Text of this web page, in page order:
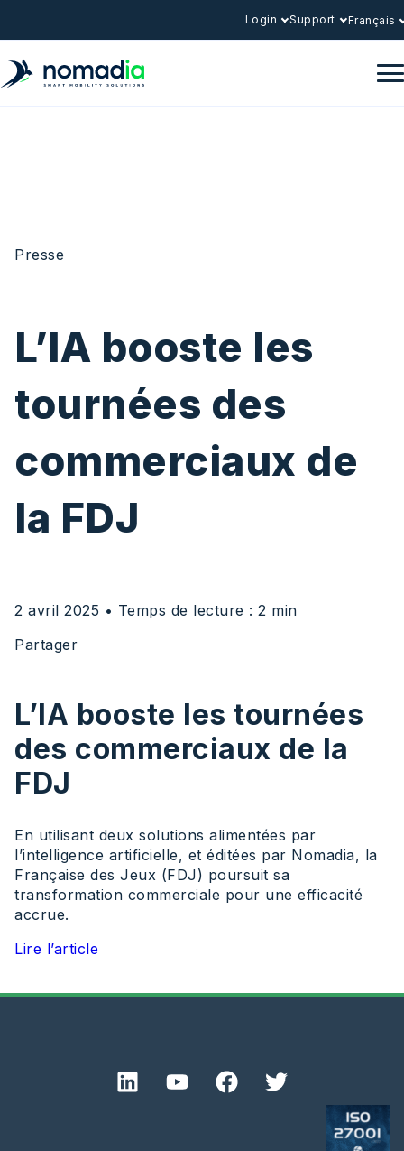
Login Support Français
Presse
L’IA booste les
tournées des
commerciaux de
la FDJ
2 avril 2025 • Temps de lecture : 2 min
Partager
L’IA booste les tournées
des commerciaux de la
FDJ
En utilisant deux solutions alimentées par
l’intelligence artificielle, et éditées par Nomadia, la
Française des Jeux (FDJ) poursuit sa
transformation commerciale pour une efficacité
accrue.
Lire l’article